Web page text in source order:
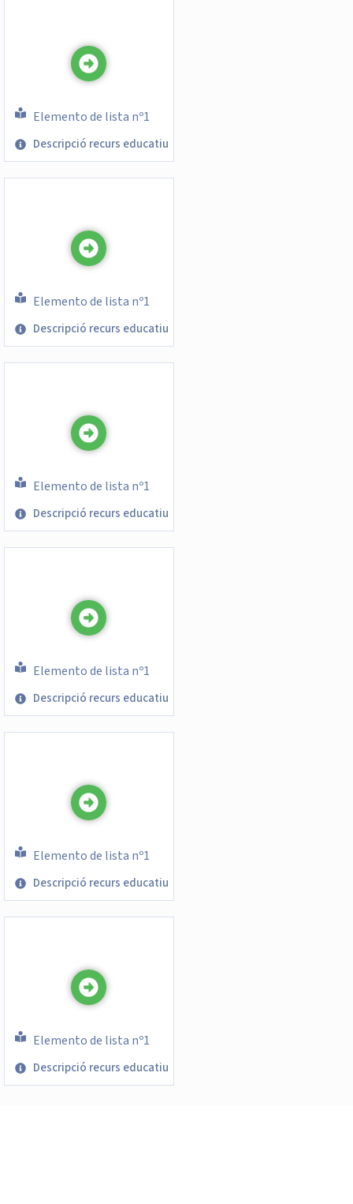
Elemento de lista nº1
Descripció recurs educatiu
Elemento de lista nº1
Descripció recurs educatiu
Elemento de lista nº1
Descripció recurs educatiu
Elemento de lista nº1
Descripció recurs educatiu
Elemento de lista nº1
Descripció recurs educatiu
Elemento de lista nº1
Descripció recurs educatiu